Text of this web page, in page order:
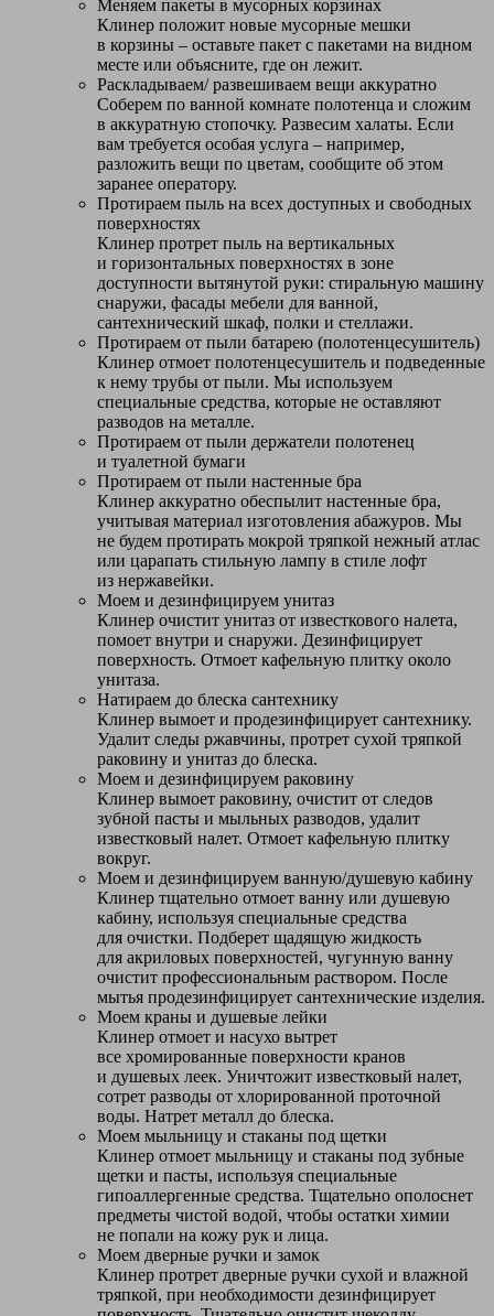
Меняем пакеты в мусорных корзинах
Клинер положит новые мусорные мешки
в корзины – оставьте пакет с пакетами на видном
месте или объясните, где он лежит.
Раскладываем/ развешиваем вещи аккуратно
Соберем по ванной комнате полотенца и сложим
в аккуратную стопочку. Развесим халаты. Если
вам требуется особая услуга – например,
разложить вещи по цветам, сообщите об этом
заранее оператору.
Протираем пыль на всех доступных и свободных
поверхностях
Клинер протрет пыль на вертикальных
и горизонтальных поверхностях в зоне
доступности вытянутой руки: стиральную машину
снаружи, фасады мебели для ванной,
сантехнический шкаф, полки и стеллажи.
Протираем от пыли батарею (полотенцесушитель)
Клинер отмоет полотенцесушитель и подведенные
к нему трубы от пыли. Мы используем
специальные средства, которые не оставляют
разводов на металле.
Протираем от пыли держатели полотенец
и туалетной бумаги
Протираем от пыли настенные бра
Клинер аккуратно обеспылит настенные бра,
учитывая материал изготовления абажуров. Мы
не будем протирать мокрой тряпкой нежный атлас
или царапать стильную лампу в стиле лофт
из нержавейки.
Моем и дезинфицируем унитаз
Клинер очистит унитаз от известкового налета,
помоет внутри и снаружи. Дезинфицирует
поверхность. Отмоет кафельную плитку около
унитаза.
Натираем до блеска сантехнику
Клинер вымоет и продезинфицирует сантехнику.
Удалит следы ржавчины, протрет сухой тряпкой
раковину и унитаз до блеска.
Моем и дезинфицируем раковину
Клинер вымоет раковину, очистит от следов
зубной пасты и мыльных разводов, удалит
известковый налет. Отмоет кафельную плитку
вокруг.
Моем и дезинфицируем ванную/душевую кабину
Клинер тщательно отмоет ванну или душевую
кабину, используя специальные средства
для очистки. Подберет щадящую жидкость
для акриловых поверхностей, чугунную ванну
очистит профессиональным раствором. После
мытья продезинфицирует сантехнические изделия.
Моем краны и душевые лейки
Клинер отмоет и насухо вытрет
все хромированные поверхности кранов
и душевых леек. Уничтожит известковый налет,
сотрет разводы от хлорированной проточной
воды. Натрет металл до блеска.
Моем мыльницу и стаканы под щетки
Клинер отмоет мыльницу и стаканы под зубные
щетки и пасты, используя специальные
гипоаллергенные средства. Тщательно ополоснет
предметы чистой водой, чтобы остатки химии
не попали на кожу рук и лица.
Моем дверные ручки и замок
Клинер протрет дверные ручки сухой и влажной
тряпкой, при необходимости дезинфицирует